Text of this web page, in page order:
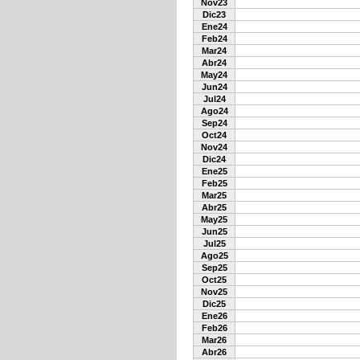
Nov23
Dic23
Ene24
Feb24
Mar24
Abr24
May24
Jun24
Jul24
Ago24
Sep24
Oct24
Nov24
Dic24
Ene25
Feb25
Mar25
Abr25
May25
Jun25
Jul25
Ago25
Sep25
Oct25
Nov25
Dic25
Ene26
Feb26
Mar26
Abr26